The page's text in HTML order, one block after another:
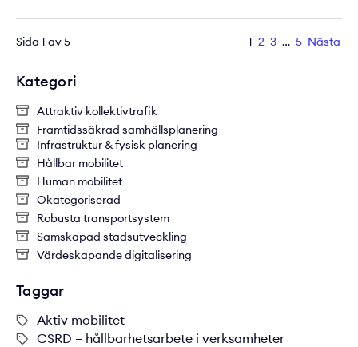
Kategori
Attraktiv kollektivtrafik
Framtidssäkrad samhällsplanering
Infrastruktur & fysisk planering
Hållbar mobilitet
Human mobilitet
Okategoriserad
Robusta transportsystem
Samskapad stadsutveckling
Värdeskapande digitalisering
Taggar
Aktiv mobilitet
CSRD – hållbarhetsarbete i verksamheter
Sida 1 av 5 1 2 3 … 5 Nästa